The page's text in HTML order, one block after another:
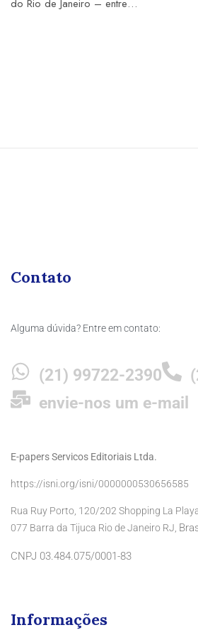
do Rio de Janeiro – entre…
Contato
Alguma dúvida? Entre em contato:
(21) 99722-2390
envie-nos um e-mail
E-papers Servicos Editoriais Ltda.
https://isni.org/isni/0000000530656585
Rua Ruy Porto, 120/202 Shopping La
077 Barra da Tijuca Rio de Janeiro RJ,
CNPJ 03.484.075/0001-83
Informações